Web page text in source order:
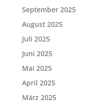
September 2025
August 2025
Juli 2025
Juni 2025
Mai 2025
April 2025
März 2025